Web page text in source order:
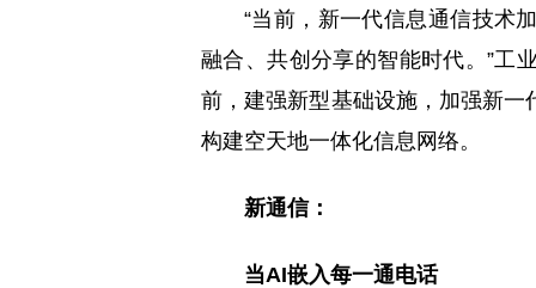
“当前，新一代信息通信技术
融合、共创分享的智能时代。”工
前，建强新型基础设施，加强新
构建空天地一体化信息网络。
新通信：
当AI嵌入每一通电话